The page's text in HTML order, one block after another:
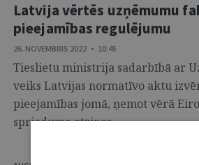
Latvija vērtēs uzņēmumu
pieejamības regulējumu
26. NOVEMBRIS 2022 • 10:45
Tieslietu ministrija sadarbībā ar
veiks Latvijas normatīvo aktu
pieejamības jomā, ņemot vērā
sprieduma atziņas. ...